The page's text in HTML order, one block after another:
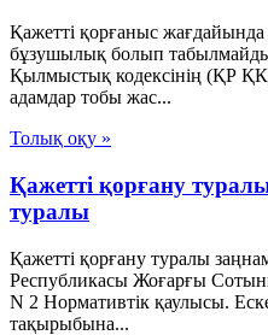
Қажетті қорғаныс
бұзушылық болып
Қылмыстық кодексінің (ҚР
адамдар тобы жас...
Толық оқу »
Қажетті қорғану
туралы
Қажетті қорғану туралы
Республикасы Жоғарғы
N 2 Нормативтік қаулысы.
тақырыбына...